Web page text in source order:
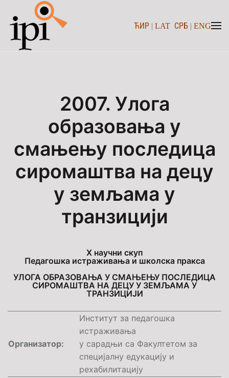
Skip to main content ЋИР | LAT СРБ | ENG
2007. Улога
образовања у
смањењу последица
сиромаштва на децу
у земљама у
транзицији
X научни скуп
Педагошка истраживања и школска пракса
УЛОГА ОБРАЗОВАЊА У СМАЊЕЊУ ПОСЛЕДИЦА
СИРОМАШТВА НА ДЕЦУ У ЗЕМЉАМА У
ТРАНЗИЦИЈИ
Организатор:
Институт за педагошка
истраживања
у сарадњи са Факултетом за
специјалну едукацију и
рехабилитацију